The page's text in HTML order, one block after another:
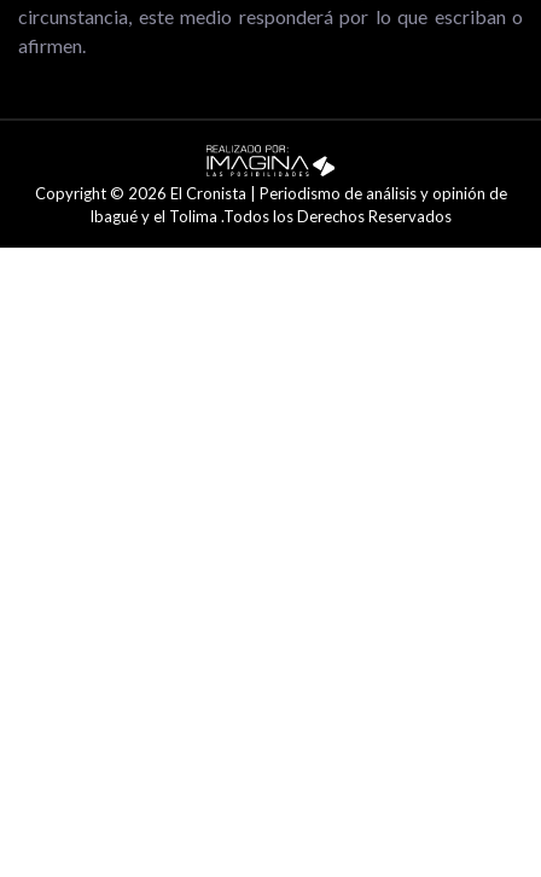
circunstancia, este medio responderá por lo que escriban o
afirmen.
Copyright © 2026 El Cronista | Periodismo de análisis y opinión de
Ibagué y el Tolima .Todos los Derechos Reservados